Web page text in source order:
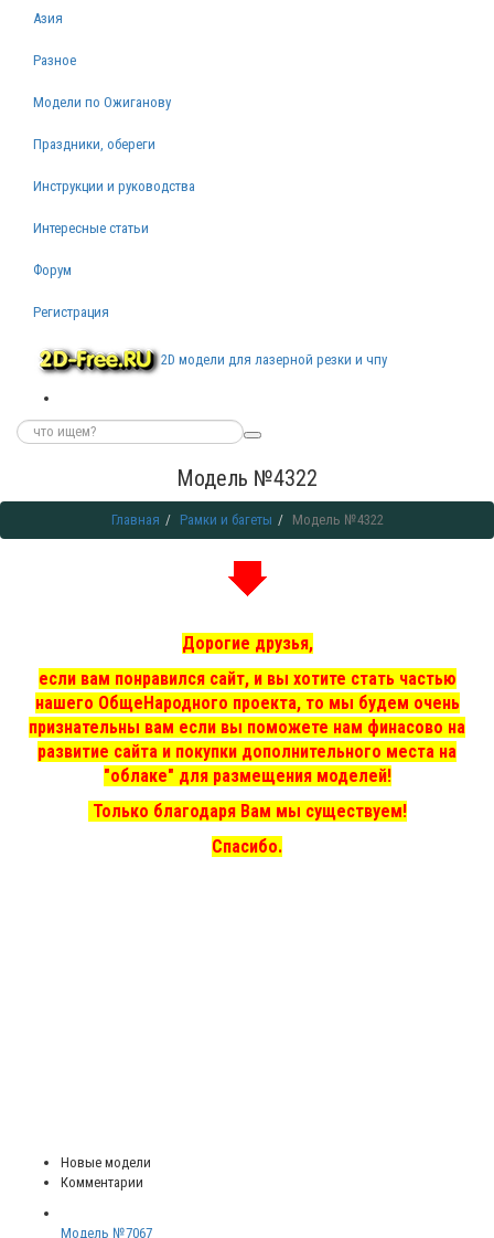
Азия
Разное
Модели по Ожиганову
Праздники, обереги
Инструкции и руководства
Интересные статьи
Форум
Регистрация
2D модели для лазерной резки и чпу
Модель №4322
Главная Рамки и багеты Модель №4322
Дорогие друзья,
если вам понравился сайт, и вы хотите стать частью
нашего ОбщеНародного проекта, то мы будем очень
признательны вам если вы поможете нам финасово на
развитие сайта и покупки дополнительного места на
"облаке" для размещения моделей!
Только благодаря Вам мы существуем!
Спасибо.
Новые модели
Комментарии
Модель №7067